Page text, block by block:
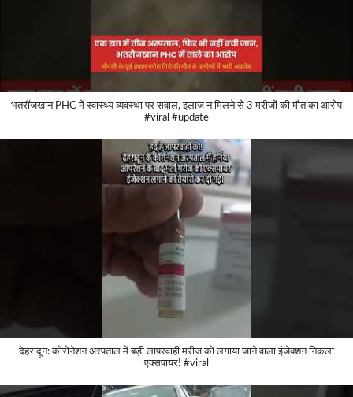
भतरौंजखान PHC में स्वास्थ्य व्यवस्था पर सवाल, इलाज न मिलने से 3 मरीजों की मौत का आरोप
#viral #update
देहरादून: कोरोनेशन अस्पताल में बड़ी लापरवाही मरीज को लगाया जाने वाला इंजेक्शन निकला
एक्सपायर! #viral